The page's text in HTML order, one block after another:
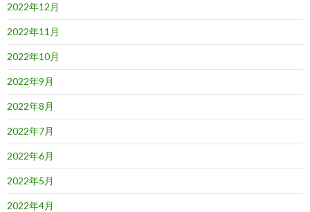
2022年12月
2022年11月
2022年10月
2022年9月
2022年8月
2022年7月
2022年6月
2022年5月
2022年4月